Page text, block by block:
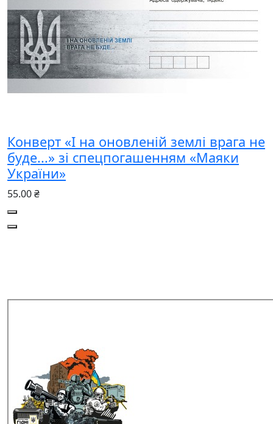
Конверт «І на оновленій землі врага не
буде...» зі спецпогашенням «Маяки
України»
55.00 ₴